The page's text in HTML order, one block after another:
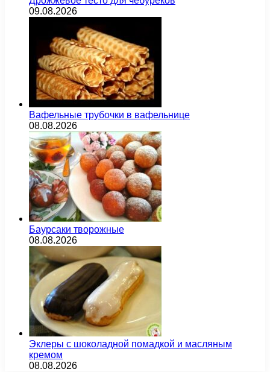
09.08.2026
Вафельные трубочки в вафельнице
08.08.2026
Баурсаки творожные
08.08.2026
Эклеры с шоколадной помадкой и масляным
кремом
08.08.2026